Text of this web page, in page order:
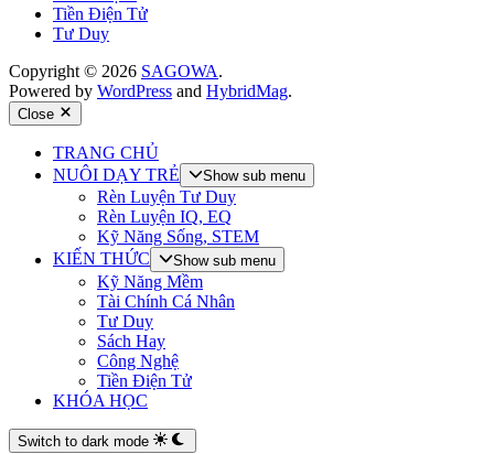
Tiền Điện Tử
Tư Duy
Copyright © 2026 SAGOWA.
Powered by WordPress and HybridMag.
Close
TRANG CHỦ
NUÔI DẠY TRẺ
Show sub menu
Rèn Luyện Tư Duy
Rèn Luyện IQ, EQ
Kỹ Năng Sống, STEM
KIẾN THỨC
Show sub menu
Kỹ Năng Mềm
Tài Chính Cá Nhân
Tư Duy
Sách Hay
Công Nghệ
Tiền Điện Tử
KHÓA HỌC
Switch to dark mode